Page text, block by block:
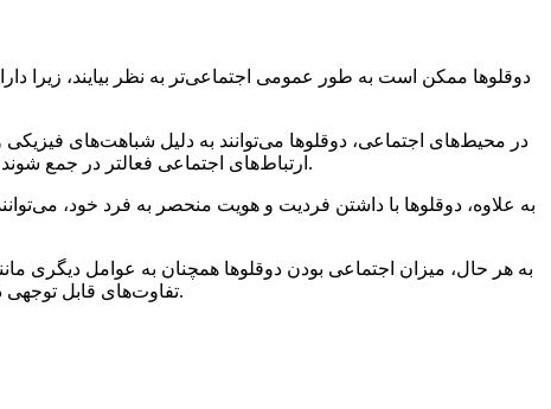
دوقلوها ممکن است به طور عمومی اجتماعی‌تر به نظر بیایند، زیرا
در محیط‌های اجتماعی، دوقلوها می‌توانند به دلیل شباهت‌های
ارتباط‌های اجتماعی فعالتر در جمع شوند. همچنین، رفتارها و تعاملات دوقلوها ممکن است به عنوان یکی از نوآوری‌ها و تفاوت‌های جذاب در یک محیط اجتماعی در نظر گرفته شود.
به علاوه، دوقلوها با داشتن فردیت و هویت منحصر به فرد خود،
به هر حال، میزان اجتماعی بودن دوقلوها همچنان به عوامل دیگری
تفاوت‌های قابل توجهی داشته باشند. همچنین، عوامل مانند شخصیت فردی، سبک زندگی و تمایلات شخصی نیز نقش مهمی در تعامل اجتماعی دوقلوها ایفا می‌کند.